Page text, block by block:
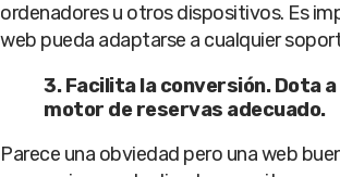
ordenadores u otros dispositivos. Es
web pueda adaptarse a cualquier
3. Facilita la conversión. Dota a
motor de reservas adecuado.
Parece una obviedad pero una web